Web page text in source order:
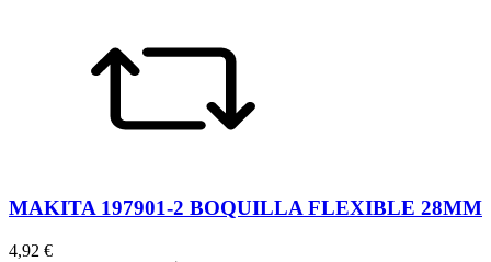
MAKITA 197901-2 BOQUILLA FLEXIBLE 28MM
4,92 €